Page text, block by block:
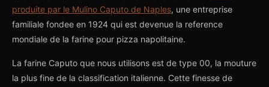
produite par le Mulino Caputo de Naples, une entreprise
familiale fondee en 1924 qui est devenue la reference
mondiale de la farine pour pizza napolitaine.
La farine Caputo que nous utilisons est de type 00, la mouture
la plus fine de la classification italienne. Cette finesse de